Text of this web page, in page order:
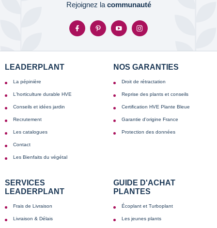
Rejoignez la communauté
LEADERPLANT
La pépinière
L'horticulture durable HVE
Conseils et idées jardin
Recrutement
Les catalogues
Contact
Les Bienfaits du végétal
NOS GARANTIES
Droit de rétractation
Reprise des plants et conseils
Certification HVE Plante Bleue
Garantie d'origine France
Protection des données
SERVICES
LEADERPLANT
Frais de Livraison
Livraison & Délais
GUIDE D'ACHAT
PLANTES
Écoplant et Turboplant
Les jeunes plants